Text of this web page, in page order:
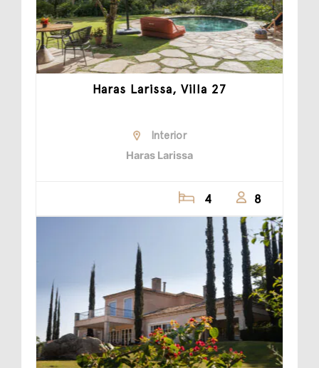
Haras Larissa, Villa 27
Interior
Haras Larissa
4 8